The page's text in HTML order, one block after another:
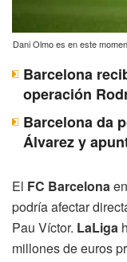
Dani Olmo es en este
Barcelona
operación
Barcelona da
Álvarez y
El FC Barcelona
podría afectar
Pau Víctor. LaLiga
millones de euros